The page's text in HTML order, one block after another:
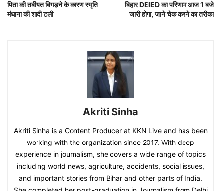
पिता की तबीयत बिगड़ने के कारण स्मृति
मंधाना की शादी टली
बिहार DElED का परिणाम आज 1 बजे
जारी होगा, जाने चेक करने का तरीका
Akriti Sinha
Akriti Sinha is a Content Producer at KKN Live and has been
working with the organization since 2017. With deep
experience in journalism, she covers a wide range of topics
including world news, agriculture, accidents, social issues,
and important stories from Bihar and other parts of India.